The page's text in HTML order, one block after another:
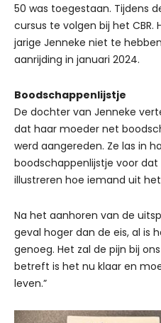
50 was toegestaan. Tijdens
cursus te volgen bij het
jarige Jenneke niet te
aanrijding in januari 2024.
Boodschappenlijstje
De dochter van Jenneke
dat haar moeder net
werd aangereden. Ze las in
boodschappenlijstje voor
illustreren hoe iemand uit
Na het aanhoren van de
geval hoger dan de eis, al is
genoeg. Het zal de pijn bij
betreft is het nu klaar en
leven.”